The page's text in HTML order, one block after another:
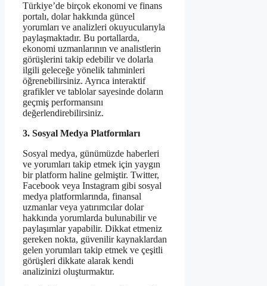
Türkiye’de birçok ekonomi ve finans
portalı, dolar hakkında güncel
yorumları ve analizleri okuyucularıyla
paylaşmaktadır. Bu portallarda,
ekonomi uzmanlarının ve analistlerin
görüşlerini takip edebilir ve dolarla
ilgili geleceğe yönelik tahminleri
öğrenebilirsiniz. Ayrıca interaktif
grafikler ve tablolar sayesinde doların
geçmiş performansını
değerlendirebilirsiniz.
3. Sosyal Medya Platformları
Sosyal medya, günümüzde haberleri
ve yorumları takip etmek için yaygın
bir platform haline gelmiştir. Twitter,
Facebook veya Instagram gibi sosyal
medya platformlarında, finansal
uzmanlar veya yatırımcılar dolar
hakkında yorumlarda bulunabilir ve
paylaşımlar yapabilir. Dikkat etmeniz
gereken nokta, güvenilir kaynaklardan
gelen yorumları takip etmek ve çeşitli
görüşleri dikkate alarak kendi
analizinizi oluşturmaktır.